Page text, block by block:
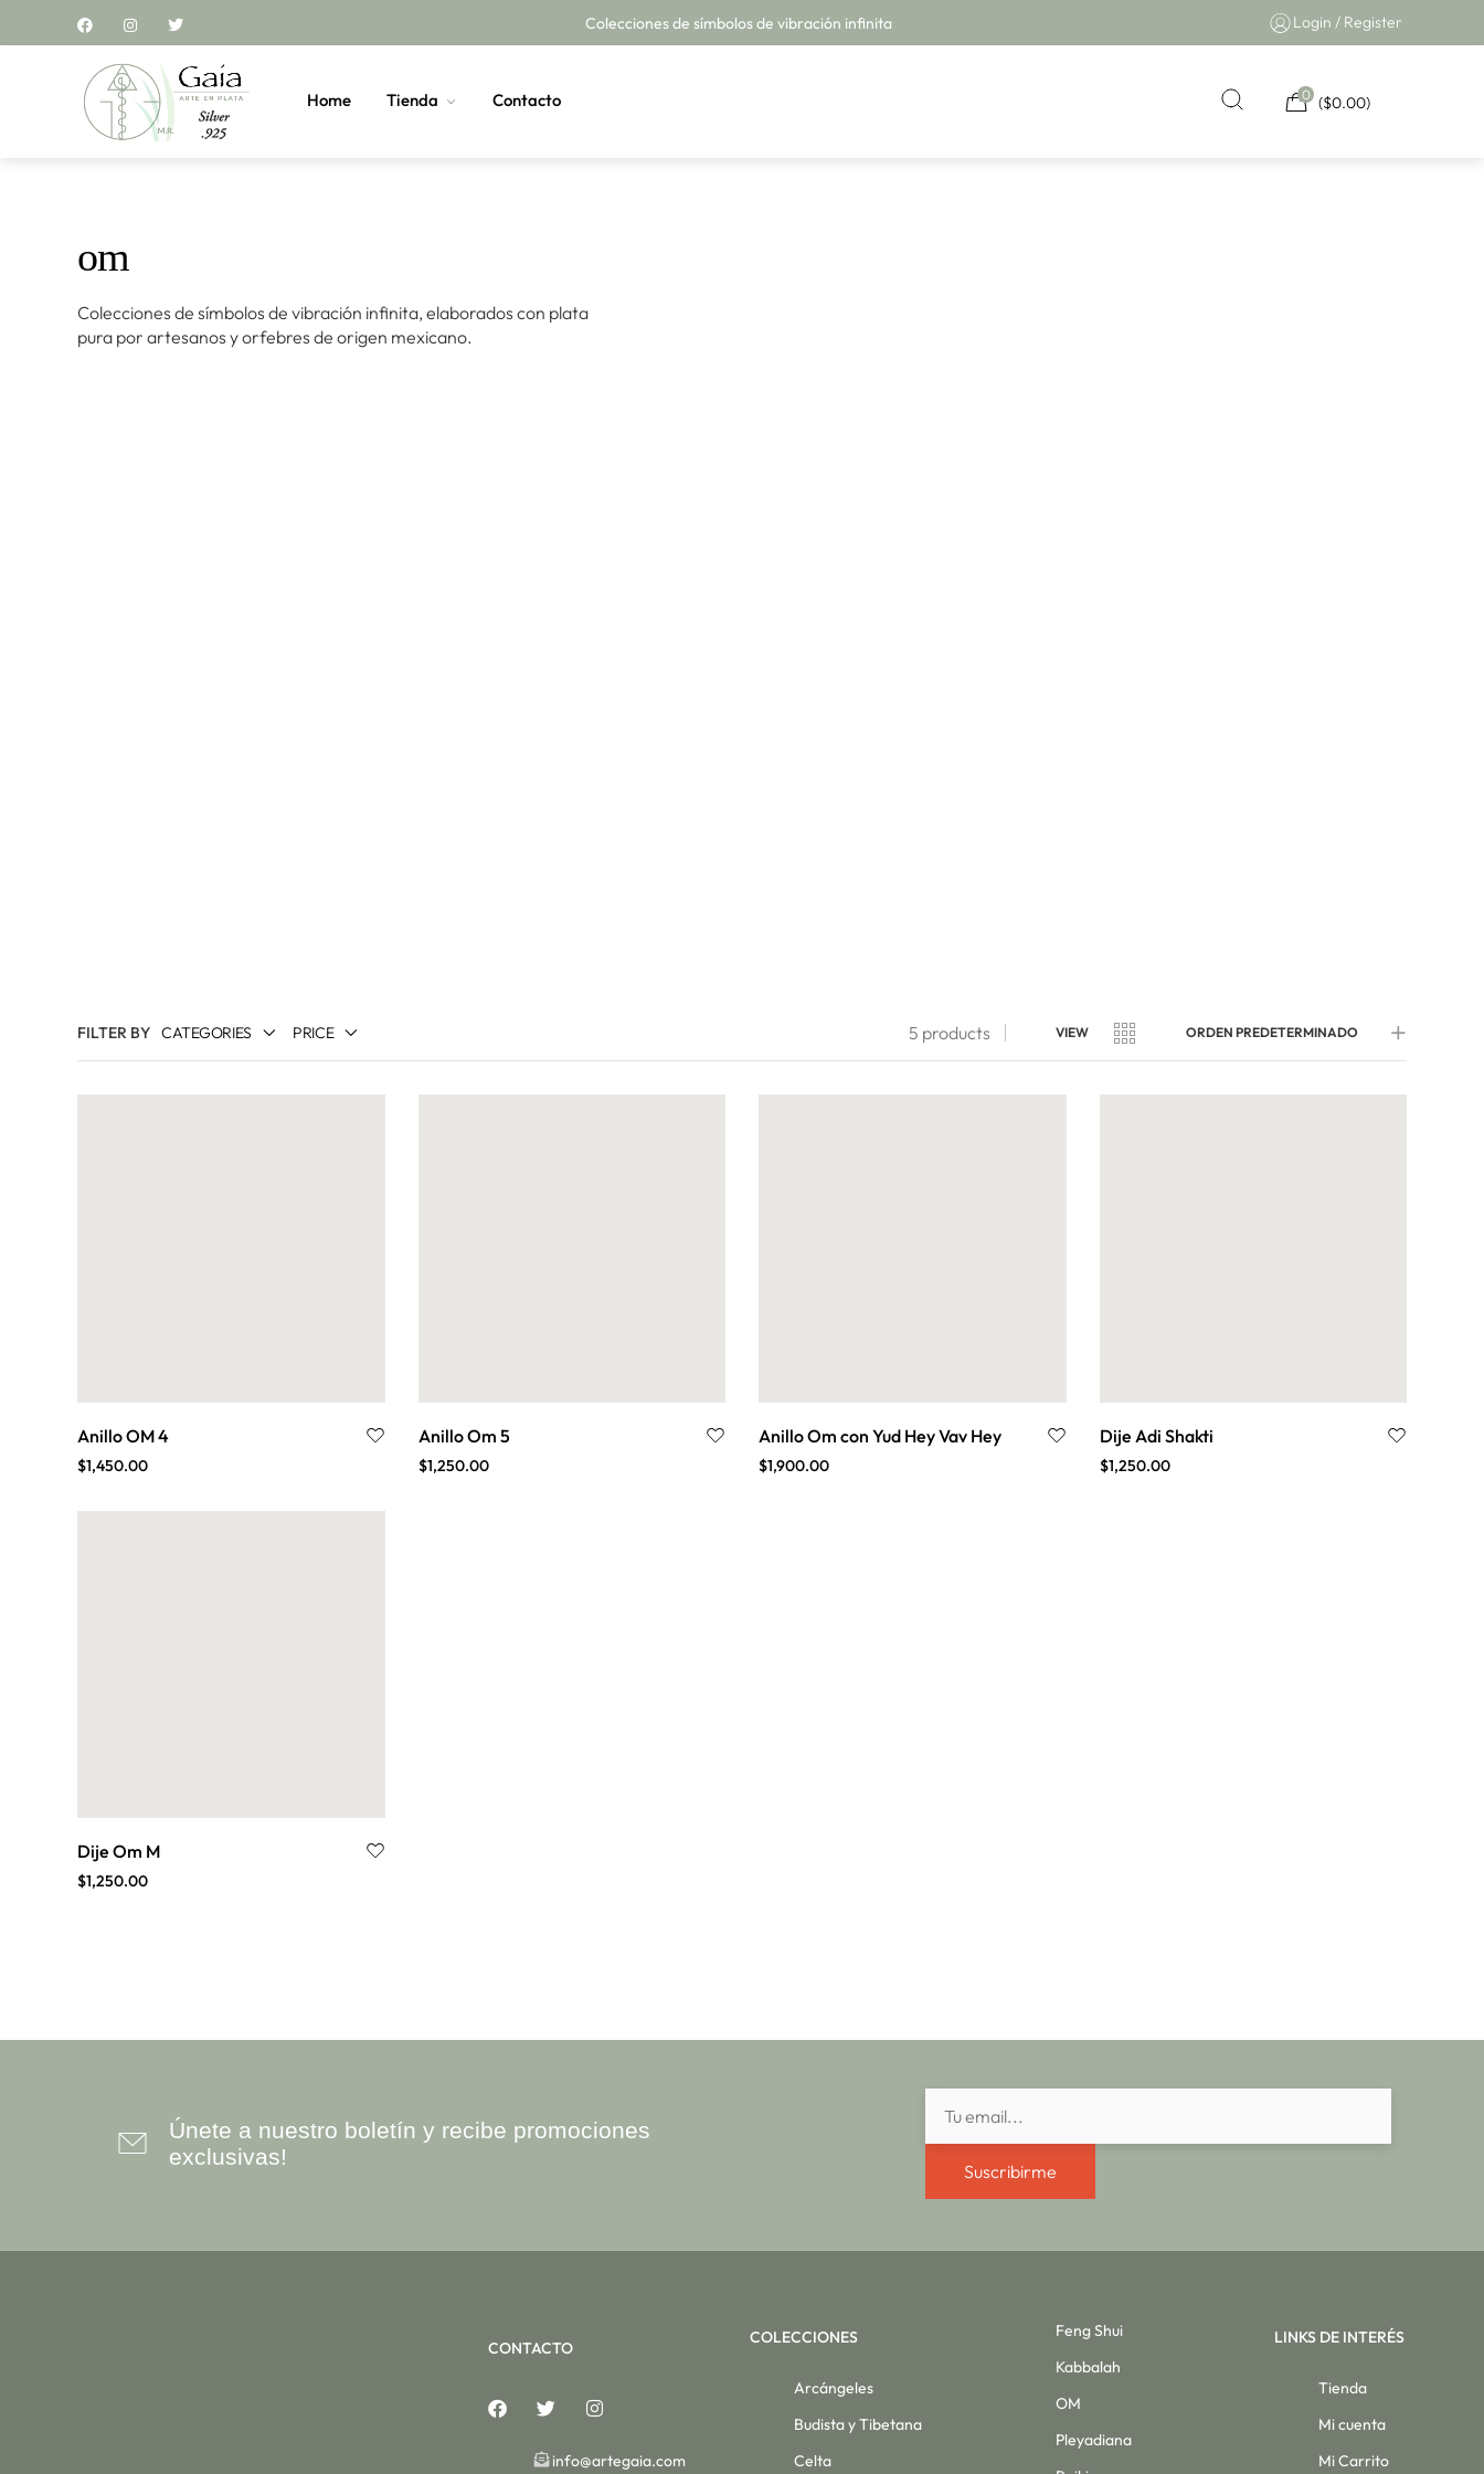
Colecciones de símbolos de vibración infinita Login / Register
Home Tienda Contacto 0 ($0.00)
om
Colecciones de símbolos de vibración infinita, elaborados con plata
pura por artesanos y orfebres de origen mexicano.
FILTER BY CATEGORIES
ESTRELLAS
PRICE 5 products VIEW ORDEN PREDETERMINADO
Anillo OM 4
$1,450.00
Anillo Om 5
$1,250.00
Anillo Om con Yud Hey Vav Hey
$1,900.00
Dije Adi Shakti
$1,250.00
Dije Om M
$1,250.00
Únete a nuestro boletín y recibe promociones
exclusivas!
Suscribirme
CONTACTO
info@artegaia.com
COLECCIONES
Arcángeles
Budista y Tibetana
Celta
Feng Shui
Kabbalah
OM
Pleyadiana
LINKS DE INTERÉS
Tienda
Mi cuenta
Mi Carrito